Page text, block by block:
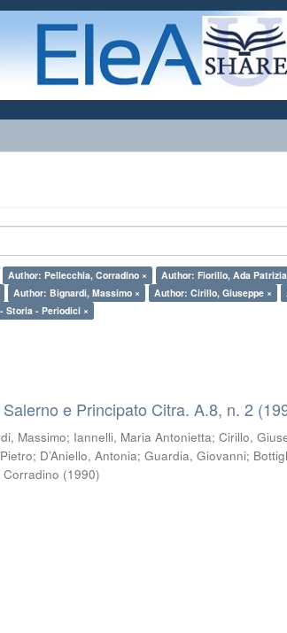
Author: Pellecchia, Corradino ×
Author: Fiorillo, Ada
Author: Bignardi, Massimo × Author: Cirillo, Giuseppe ×
Storia - Periodici ×
e Principato Citra. A.8, n. 2
Massimo; Iannelli, Maria Antonietta;Cirillo,
; D’Aniello, Antonia;Guardia, Giovanni;
Corradino (1990)